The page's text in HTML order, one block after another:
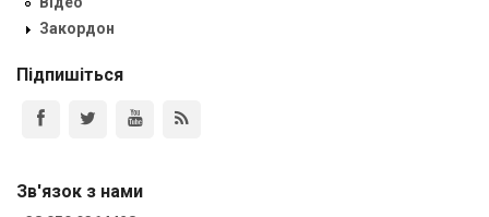
Закордон
Підпишіться
Зв'язок з нами